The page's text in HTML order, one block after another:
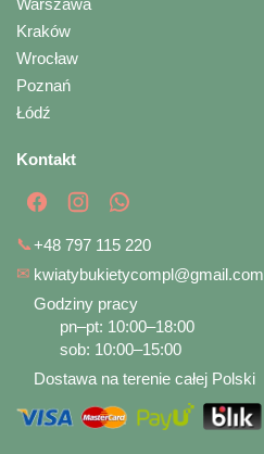
Warszawa
Kraków
Wrocław
Poznań
Łódź
Kontakt
📞+48 797 115 220
✉ kwiatybukietycompl@gmail.com
Godziny pracy
pn–pt: 10:00–18:00
sob: 10:00–15:00
Dostawa na terenie całej Polski